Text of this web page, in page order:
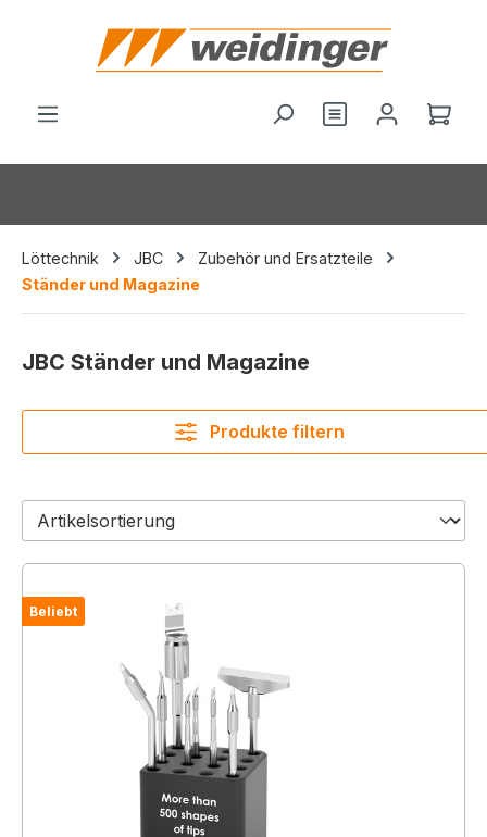
springen
Du hast 0
Löttechnik JBC
Zubehör und Ersatzteile
Ständer und Magazine
JBC Ständer und Magazine
Produkte filtern
Beliebt